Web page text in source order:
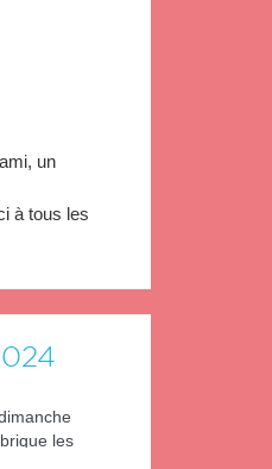
un
à tous les
les